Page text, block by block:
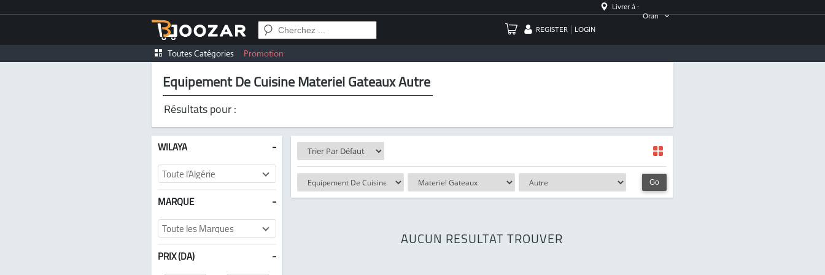
Livrer à :
Oran
REGISTER
LOGIN
Toutes Catégories Promotion
Equipement De Cuisine Materiel Gateaux Autre
Résultats pour :
WILAYA -
Toute l'Algérie
MARQUE
-
Toute les Marques
PRIX (DA)
-
Go
AUCUN RESULTAT TROUVER